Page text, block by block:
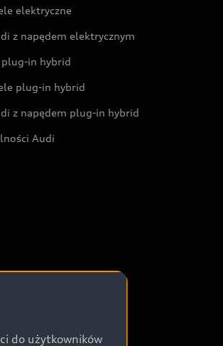
elektryczne
z napędem elektrycznym
plug-in hybrid
plug-in hybrid
z napędem plug-in hybrid
Audi
do użytkowników